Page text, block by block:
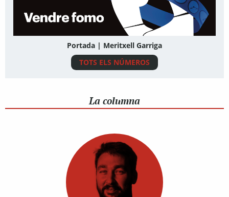
Portada | Meritxell Garriga
TOTS ELS NÚMEROS
La columna